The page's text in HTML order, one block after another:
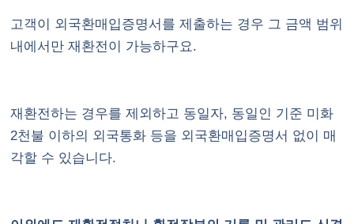
고객이 외국환매입증명서를 제출하는 경우 그 금액 범위
내에서만 재환전이 가능하구요.
재환전하는 경우를 제외하고 동일자, 동일인 기준 미화
2천불 이하의 외국통화 등을 외국환매입증명서 없이 매
각할 수 있습니다.